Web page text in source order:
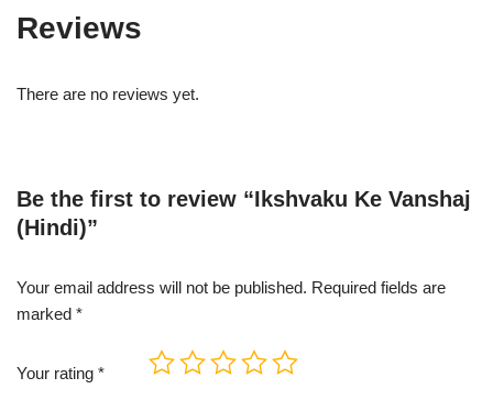
Reviews
There are no reviews yet.
Be the first to review “Ikshvaku Ke Vanshaj
(Hindi)”
Your email address will not be published. Required fields are
marked *
Your rating *